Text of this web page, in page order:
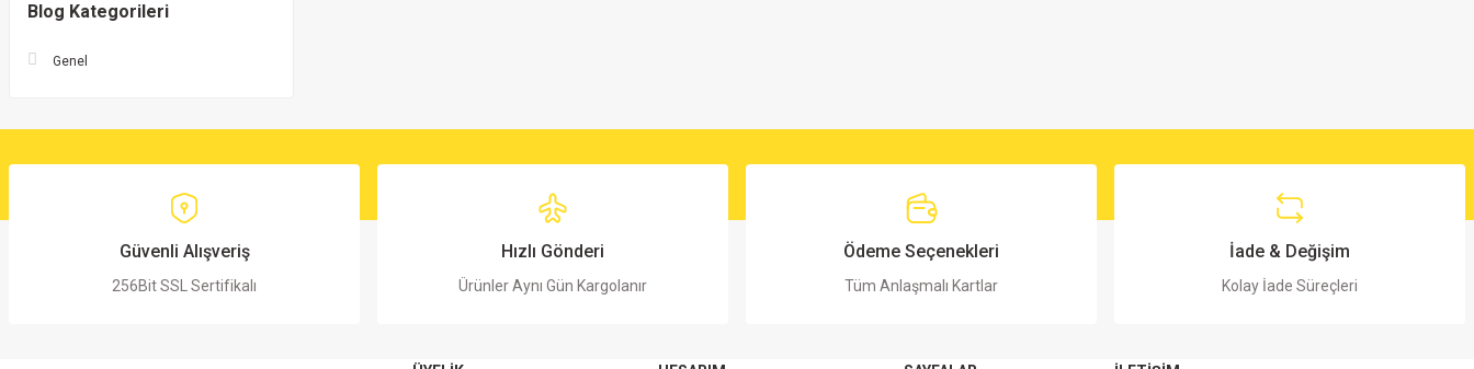
Blog Kategorileri
Genel
Güvenli Alışveriş
256Bit SSL Sertifikalı
Hızlı Gönderi
Ürünler Aynı Gün Kargolanır
Ödeme Seçenekleri
Tüm Anlaşmalı Kartlar
İade & Değişim
Kolay İade Süreçleri